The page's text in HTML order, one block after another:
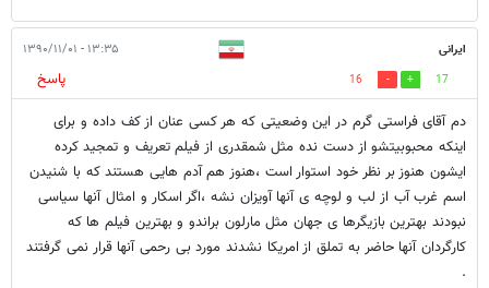
ایرانی ۱۳:۳۵ - ۱۳۹۰/۱۱/۰۱
17
16
پاسخ
دم آقای فراستی گرم در این وضعیتی که هر کسی عنان از کف داده و برای
اینکه محبوبیتشو از دست نده مثل شمقدری از فیلم تعریف و تمجید کرده
ایشون هنوز بر نظر خود استوار است ،هنوز هم آدم هایی هستند که با شنیدن
اسم غرب آب از لب و لوچه ی آنها آویزان نشه ،اگر اسکار و امثال آنها سیاسی
نبودند بهترین بازیگرها ی جهان مثل مارلون براندو و بهترین فیلم ها که
کارگردان آنها حاضر به تملق از امریکا نشدند مورد بی رحمی آنها قرار نمی گرفتند
.